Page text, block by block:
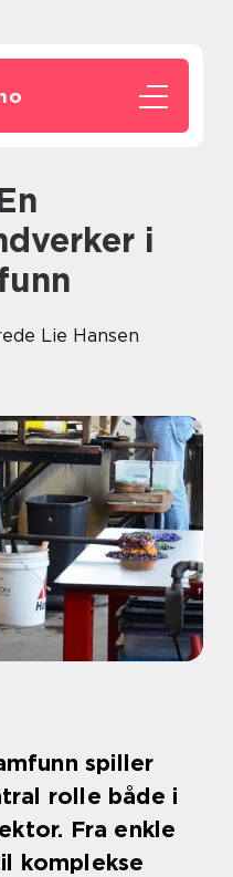
i
Lie Hansen
spiller
rolle både i
Fra enkle
komplekse